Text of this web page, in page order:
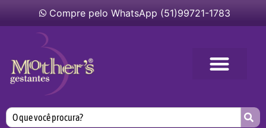
Compre pelo WhatsApp (51)99721-1783